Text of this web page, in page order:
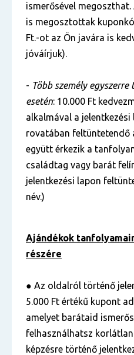
ismerősével megoszthat.
is megosztottak
Ft.-ot az Ön javára is
jóváírjuk).
- Több személy
esetén: 10.000 Ft
alkalmával a jelentkezési
rovatában feltüntetendő
együtt érkezik a
családtag vagy barát
jelentkezési lapon
név.)
Ajándékok
részére
● Az oldalról történő
5.000 Ft értékű kupont
amelyet barátaid
felhasználhatsz
képzésre történő